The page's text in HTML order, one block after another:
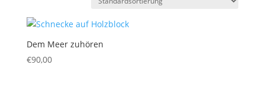
Dem Meer zuhören
€90,00